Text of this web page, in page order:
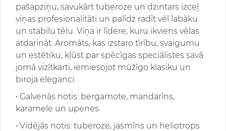
pašapziņu, savukārt tuberoze un dzintars izceļ
viņas profesionalitāti un palīdz radīt vēl labāku
un stabilu tēlu. Viņa ir līdere, kuru ikviens vēlas
atdarināt. Aromāts, kas izstaro tīrību, svaigumu
un estētiku, kļūst par spēcīgas speciālistes savā
jomā vizītkarti, iemiesojot mūžīgo klasiku un
biroja eleganci.
• Galvenās notis: bergamote, mandarīns,
karamele un upenes
• Vidējās notis: tuberoze, jasmīns un heliotrops